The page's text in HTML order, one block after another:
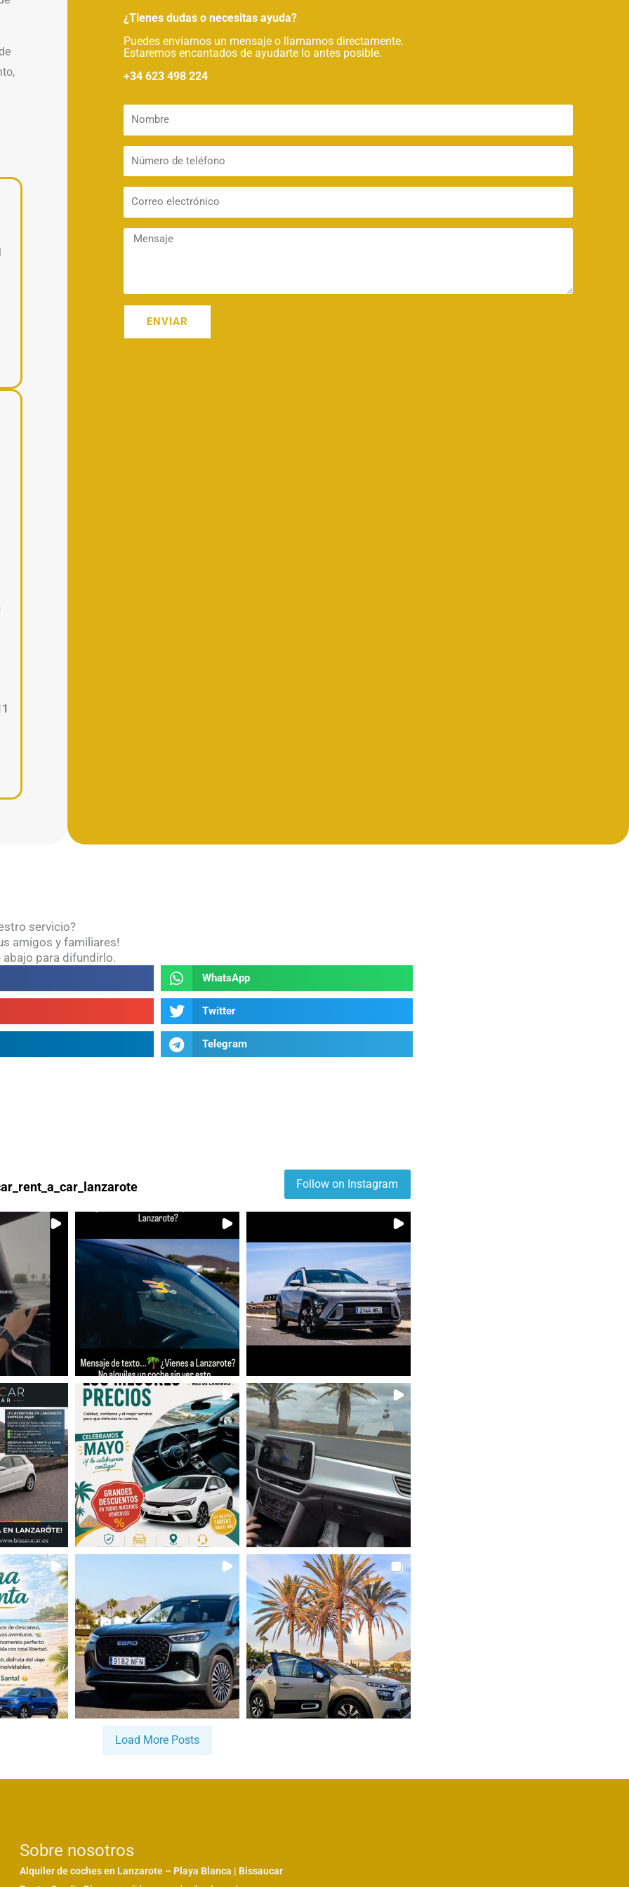
¿Tienes dudas o necesitas ayuda?
Puedes enviarnos un mensaje o llamarnos directamente.
Estaremos encantados de ayudarte lo antes posible.
+34 623 498 224
ENVIAR
servicio?
amigos y familiares!
abajo para difundirlo.
Share
on
WhatsApp
Share
on
Twitter
Share
on
Telegram
Follow on Instagram
Load More Posts
Sobre nosotros
Alquiler de coches en Lanzarote – Playa Blanca | Bissaucar